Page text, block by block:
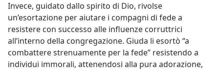
Invece, guidato dallo spirito di Dio, rivolse
un’esortazione per aiutare i compagni di fede a
resistere con successo alle influenze corruttrici
all’interno della congregazione. Giuda li esortò “a
combattere strenuamente per la fede” resistendo a
individui immorali, attenendosi alla pura adorazione,